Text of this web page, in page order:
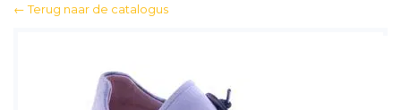
← Terug naar de catalogus